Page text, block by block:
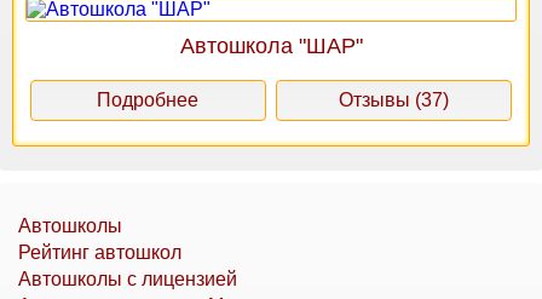
Автошкола "ШАР"
Подробнее Отзывы (37)
Автошколы
Рейтинг автошкол
Автошколы с лицензией